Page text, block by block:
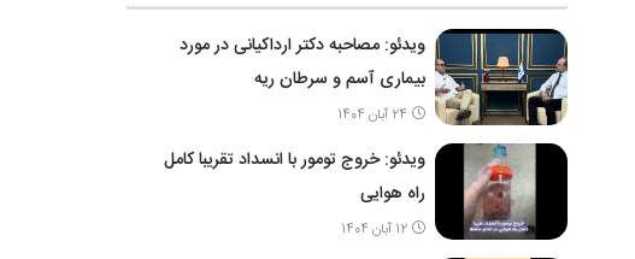
ویدئو: مصاحبه دکتر ارداکیانی در مورد
بیماری آسم و سرطان ریه
24 آبان 1404
ویدئو: خروج تومور با انسداد تقریبا کامل
راه هوایی
12 آبان 1404